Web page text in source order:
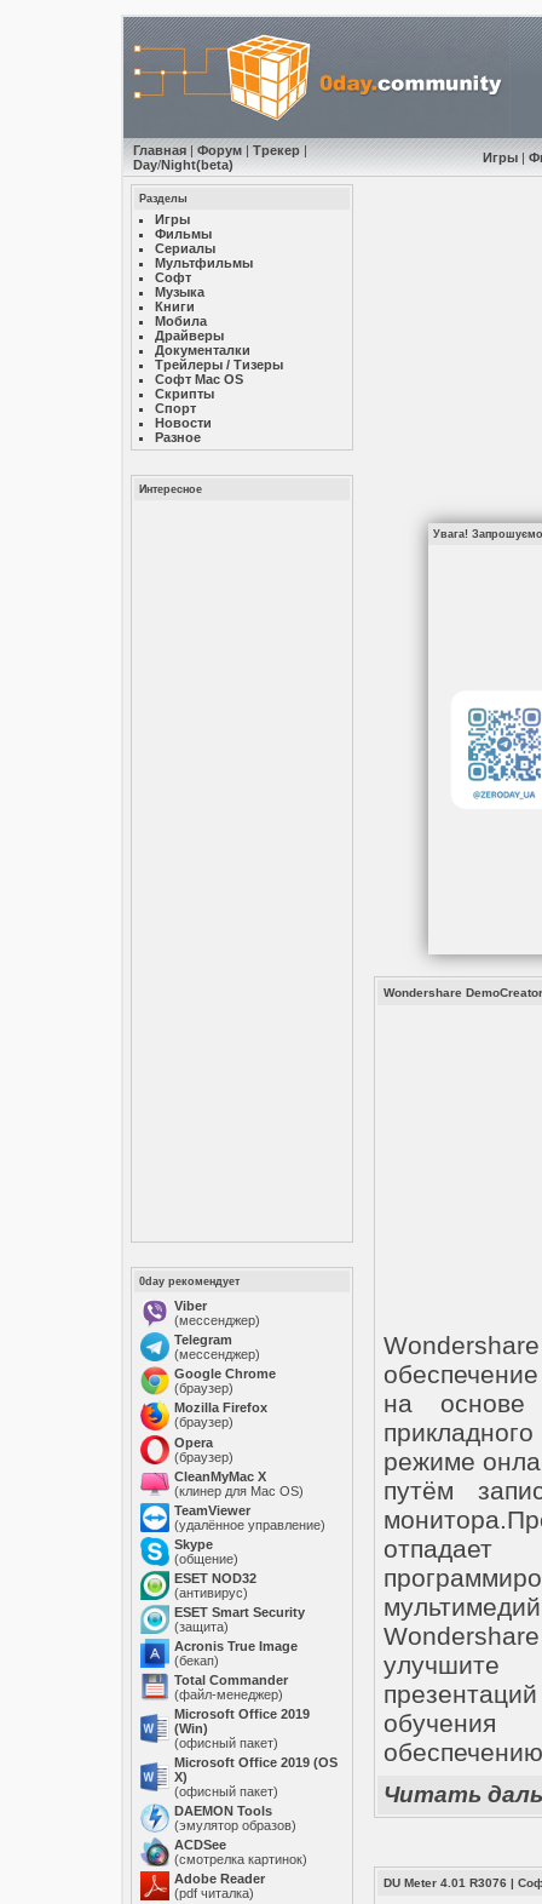
Главная| Форум| Трекер|
Day/Night(beta) Игры|
Разделы
Игры
Фильмы
Сериалы
Мультфильмы
Софт
Музыкa
Книги
Мобила
Драйверы
Документалки
Трейлеры / Тизеры
Софт Mac OS
Скрипты
Спорт
Новости
Разное
Интересное
0day рекомендует
Viber
(мессенджер)
Telegram
(мессенджер)
Google Chrome
(браузер)
Mozilla Firefox
(браузер)
Opera
(браузер)
CleanMyMac X
(клинер для Mac OS)
TeamViewer
(удалённое управление)
Skype
(общение)
ESET NOD32
(антивирус)
ESET Smart Security
(защита)
Acronis True Image
(бекап)
Total Commander
(файл-менеджер)
Microsoft Office 2019
(Win)
(офисный пакет)
Microsoft Office 2019 (OS
X)
(офисный пакет)
DAEMON Tools
(эмулятор образов)
ACDSee
(смотрелка картинок)
Adobe Reader
(pdf читалка)
Увага! Запрошуємо
Wondershare
на основе
режиме
путём
улучшите
обучения
Читать
DU Meter 4.01 R3076 |